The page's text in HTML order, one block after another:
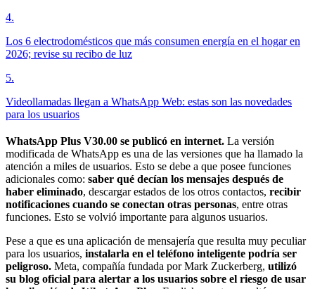
4.
Los 6 electrodomésticos que más consumen energía en el hogar en
2026; revise su recibo de luz
5.
Videollamadas llegan a WhatsApp Web: estas son las novedades
para los usuarios
WhatsApp Plus V30.00 se publicó en internet. La versión
modificada de WhatsApp es una de las versiones que ha llamado la
atención a miles de usuarios. Esto se debe a que posee funciones
adicionales como: saber qué decían los mensajes después de
haber eliminado, descargar estados de los otros contactos, recibir
notificaciones cuando se conectan otras personas, entre otras
funciones. Esto se volvió importante para algunos usuarios.
Pese a que es una aplicación de mensajería que resulta muy peculiar
para los usuarios, instalarla en el teléfono inteligente podría ser
peligroso. Meta, compañía fundada por Mark Zuckerberg, utilizó
su blog oficial para alertar a los usuarios sobre el riesgo de usar